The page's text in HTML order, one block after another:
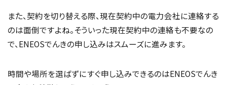
また、契約を切り替える際、現在契約中の電力会社に連絡する
のは面倒ですよね。そういった現在契約中の連絡も不要なの
で、ENEOSでんきの申し込みはスムーズに進みます。
時間や場所を選ばずにすぐ申し込みできるのはENEOSでんき